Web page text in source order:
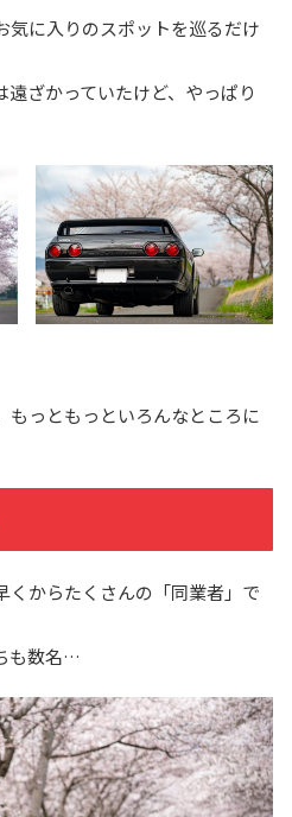
気に入りのスポットを巡るだけ
ざかっていたけど、やっぱり
もっともっといろんなところに
くからたくさんの「同業者」で
も数名…